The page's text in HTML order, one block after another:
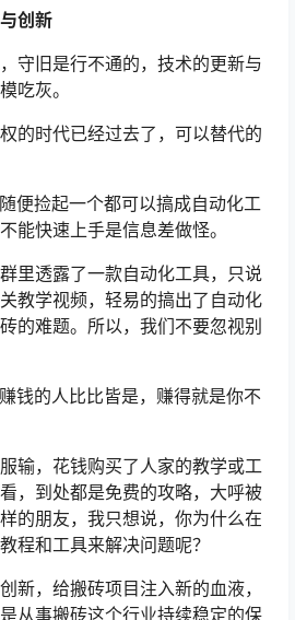
创新
守旧是行不通的，技术的更新与
吃灰。
的时代已经过去了，可以替代的
便捡起一个都可以搞成自动化工
能快速上手是信息差做怪。
里透露了一款自动化工具，只说
教学视频，轻易的搞出了自动化
的难题。所以，我们不要忽视别
钱的人比比皆是，赚得就是你不
输，花钱购买了人家的教学或工
，到处都是免费的攻略，大呼被
的朋友，我只想说，你为什么在
程和工具来解决问题呢？
新，给搬砖项目注入新的血液，
从事搬砖这个行业持续稳定的保